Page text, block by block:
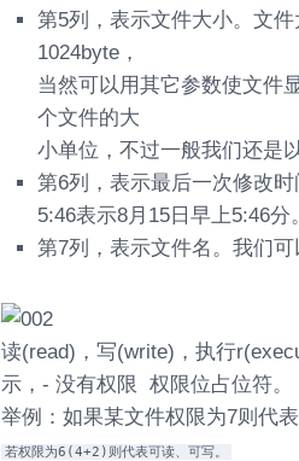
第5列，表示文件大小。文
1024byte，
当然可以用其它参数使文件
个文件的大
小单位，不过一般我们还是
第6列，表示最后一次修改
5:46表示8月15日早上5:46分。
第7列，表示文件名。我们可
读(read)，写(write)，执行
示，- 没有权限 权限位占位符。
举例：如果某文件权限为7则代
若权限为6(4+2)则代表可读、可写。